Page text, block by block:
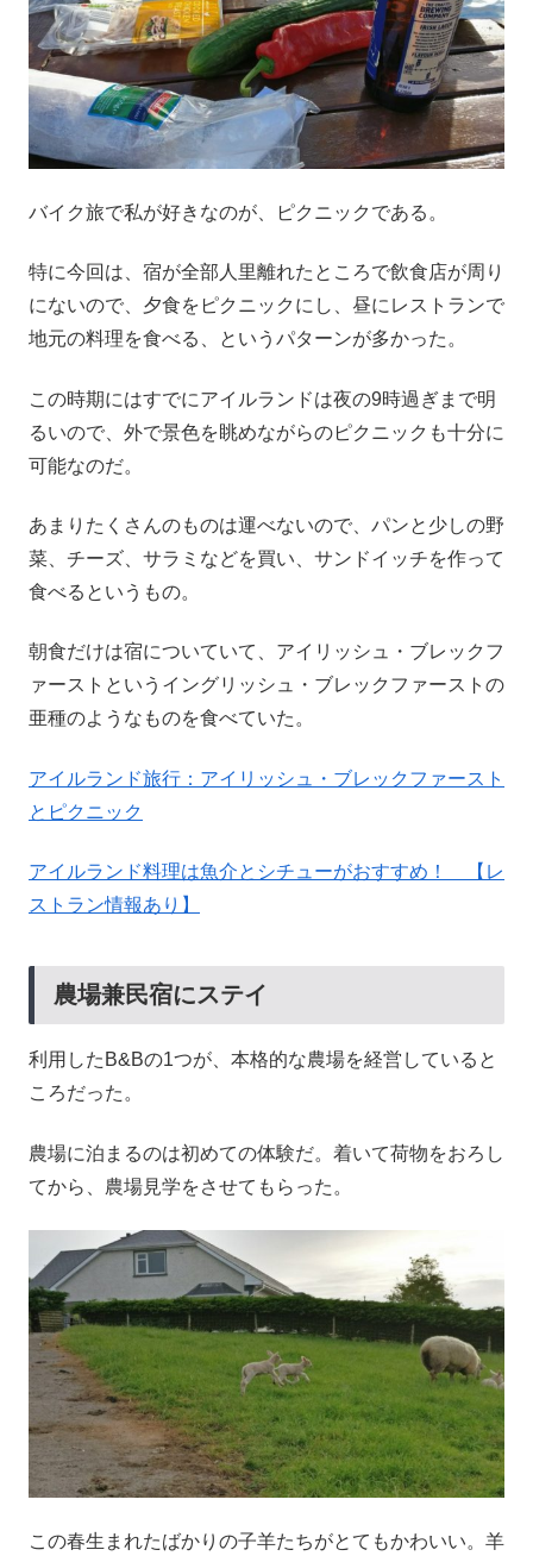
バイク旅で私が好きなのが、ピクニックである。
特に今回は、宿が全部人里離れたところで飲食店が周り
にないので、夕食をピクニックにし、昼にレストランで
地元の料理を食べる、というパターンが多かった。
この時期にはすでにアイルランドは夜の9時過ぎまで明
るいので、外で景色を眺めながらのピクニックも十分に
可能なのだ。
あまりたくさんのものは運べないので、パンと少しの野
菜、チーズ、サラミなどを買い、サンドイッチを作って
食べるというもの。
朝食だけは宿についていて、アイリッシュ・ブレックフ
ァーストというイングリッシュ・ブレックファーストの
亜種のようなものを食べていた。
アイルランド旅行：アイリッシュ・ブレックファースト
とピクニック
アイルランド料理は魚介とシチューがおすすめ！ 【レ
ストラン情報あり】
農場兼民宿にステイ
利用したB&Bの1つが、本格的な農場を経営していると
ころだった。
農場に泊まるのは初めての体験だ。着いて荷物をおろし
てから、農場見学をさせてもらった。
この春生まれたばかりの子羊たちがとてもかわいい。羊